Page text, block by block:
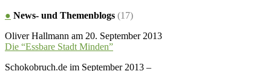
● News- und Themenblogs (17)
Oliver Hallmann am 20. September 2013
Die “Essbare Stadt Minden”
Schokobruch.de im September 2013 –